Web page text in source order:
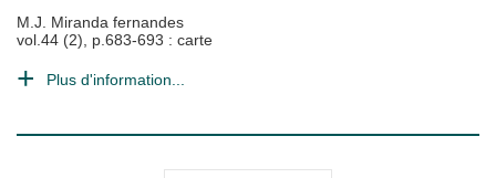
M.J. Miranda fernandes
vol.44 (2), p.683-693 : carte
Plus d'information...